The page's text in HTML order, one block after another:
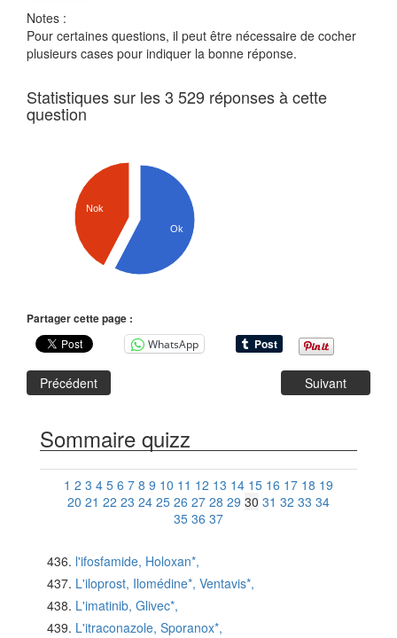
Notes :
Pour certaines questions, il peut être nécessaire de cocher
plusieurs cases pour indiquer la bonne réponse.
Statistiques sur les 3 529 réponses à cette
question
Nok
Ok
Partager cette page :
WhatsApp
Précédent Suivant
Sommaire quizz
1 2 3 4 5 6 7 8 9 10 11 12 13 14 15 16 17 18 19
20 21 22 23 24 25 26 27 28 29 30 31 32 33 34
35 36 37
l'ifosfamide, Holoxan*,
L'iloprost, Ilomédine*, Ventavis*,
L'imatinib, Glivec*,
L'itraconazole, Sporanox*,